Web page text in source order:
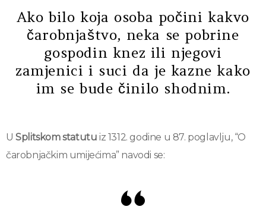
Ako bilo koja osoba počini kakvo
čarobnjaštvo, neka se pobrine
gospodin knez ili njegovi
zamjenici i suci da je kazne kako
im se bude činilo shodnim.
USplitskom statutu iz 1312. godine u 87. poglavlju, “O
čarobnjačkim umijećima” navodi se: